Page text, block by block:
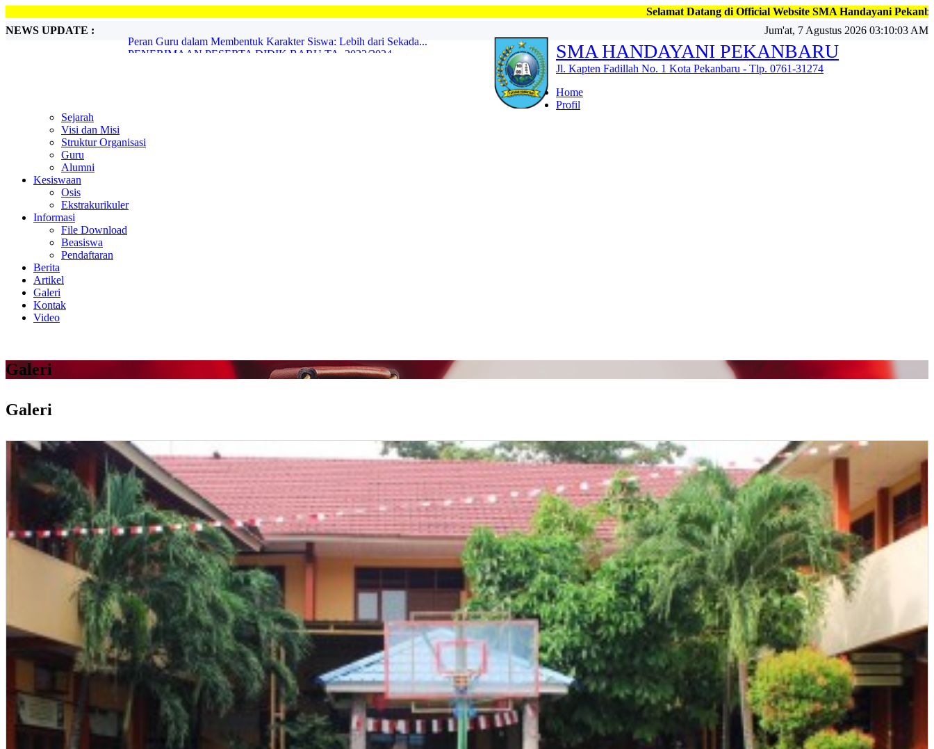
Selamat Datang di Official Website SMA Handayani Pekanbaru, Jl. Kapten Fadillah
NEWS UPDATE :
PENERIMAAN PESERTA DIDIK BARU TA. 2023/2024...
Pasus SMA Handayani Peduli ...
SMAS HANDAYANI MENYAMBUT BULAN SUCI RAMADHAN 1447 H ...
Jum'at, 7 Agustus 2026 03:10:06 AM
SMA HANDAYANI PEKANBARU
Jl. Kapten Fadillah No. 1 Kota Pekanbaru - Tlp. 0761-31274
Home
Profil
Sejarah
Visi dan Misi
Struktur Organisasi
Guru
Alumni
Kesiswaan
Osis
Ekstrakurikuler
Informasi
File Download
Beasiswa
Pendaftaran
Berita
Artikel
Galeri
Kontak
Video
Galeri
Galeri